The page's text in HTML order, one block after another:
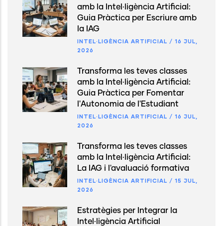
amb la Intel·ligència Artificial:
Guia Pràctica per Escriure amb
la IAG
INTEL·LIGÈNCIA ARTIFICIAL / 16 JUL,
2026
Transforma les teves classes
amb la Intel·ligència Artificial:
Guia Pràctica per Fomentar
l'Autonomia de l'Estudiant
INTEL·LIGÈNCIA ARTIFICIAL / 16 JUL,
2026
Transforma les teves classes
amb la Intel·ligència Artificial:
La IAG i l'avaluació formativa
INTEL·LIGÈNCIA ARTIFICIAL / 15 JUL,
2026
Estratègies per Integrar la
Intel·ligència Artificial